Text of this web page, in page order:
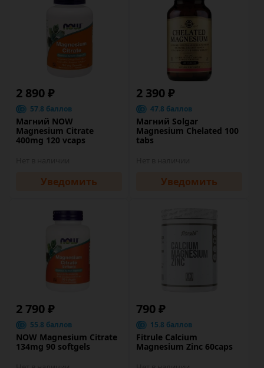
2 890 ₽
57.8 баллов
Магний NOW
Magnesium Citrate
400mg 120 vcaps
Уведомить
2 390 ₽
47.8 баллов
Магний Solgar
Magnesium Chelated 100
tabs
Уведомить
2 790 ₽
55.8 баллов
NOW Magnesium Citrate
134mg 90 softgels
790 ₽
15.8 баллов
Fitrule Calcium
Magnesium Zinc 60caps